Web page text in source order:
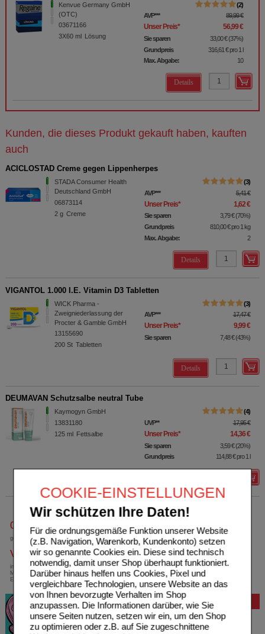
COOKIE-EINSTELLUNGEN
Wir schützen Ihre Daten!
Für die ordnungsgemäße Funktion unserer Website
(z.B. Navigation, Warenkorb, Kundenkonto) setzen
wir so genannte Cookies ein. Diese sind technisch
notwendig, damit unser Shop überhaupt funktioniert.
Darüber hinaus helfen uns Cookies, Pixel und
vergleichbare Technologien, unsere Website an das
von Ihnen bevorzugte Verhalten im Shop
anzupassen. Die Informationen darüber, wie Sie
unsere Seiten nutzen, setzen wir ein, um den Shop
zu optimieren oder z.B. auf Sie zugeschnittene
Kenvue Germany GmbH
(OTC)
03671166
3X60 ml Lösung
2
AVP*** 89,99 €
Unser Preis* 56,99 €
Sie sparen 33,00 €(37%)
Grundpreis
316,61 €pro 1 l
Max. Abgabe:
10
Details
Kunden, die dieses Produkt gekauft haben, kauften
auch
ACICLOSTAD Creme gegen Lippenherpes
STADA Consumer Health
Deutschland GmbH
06873114
2 g Creme
3
AVP*** 5,41 €
Unser Preis* 1,62 €
Sie sparen 3,79 € (70%)
Grundpreis
810,00 €pro 1 kg
Max. Abgabe:
2
Details
VIGANTOL 1.000 I.E. Vitamin D3 Tabletten
WICK Pharma -
Zweigniederlassung der
Procter & Gamble GmbH
13155690
200 St Tabletten
3
AVP*** 17,47 €
Unser Preis* 9,99 €
Sie sparen 7,48 € (43%)
Details
DEUMAVAN Schutzsalbe neutral Tube
Kaymogyn GmbH
13831180
125 ml Fettsalbe
4
UVP** 17,95 €
Unser Preis* 14,36 €
Sie sparen 3,59 € (20%)
Grundpreis
114,88 €pro 1 l
0800-10 11 422
gebührenfreie Rufnummer
Versandkostenfrei
innerhalb Deutschlands bei einem
Mindestbestellwert von 13,99 Euro oder bei
Einsendung eines Kassenrezeptes
Bewertung